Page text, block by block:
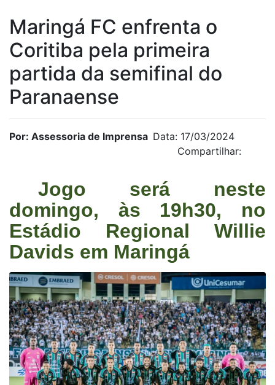
Maringá FC enfrenta o
Coritiba pela primeira
partida da semifinal do
Paranaense
Por: Assessoria de Imprensa Data: 17/03/2024
Compartilhar:
Jogo será neste
domingo, às 19h30, no
Estádio Regional Willie
Davids em Maringá